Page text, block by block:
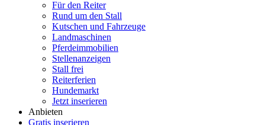
Für den Reiter
Rund um den Stall
Kutschen und Fahrzeuge
Landmaschinen
Pferdeimmobilien
Stellenanzeigen
Stall frei
Reiterferien
Hundemarkt
Jetzt inserieren
Anbieten
Gratis inserieren